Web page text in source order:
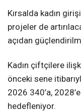
Kırsalda kadın
projeler de
açıdan
Kadın çiftçilere
önceki sene
2026 340’a,
hedefleniyor.